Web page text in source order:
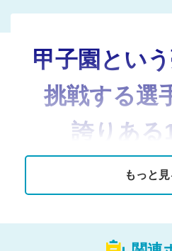
甲子園とい
挑戦する選
誇りある
もっと見